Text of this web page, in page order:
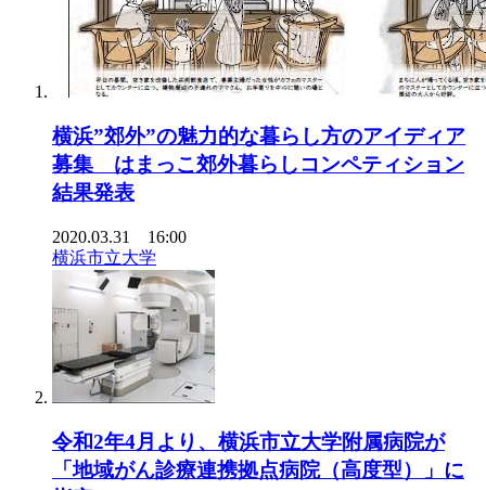
横浜”郊外”の魅力的な暮らし方のアイディア
募集 はまっこ郊外暮らしコンペティション
結果発表
2020.03.31 16:00
横浜市立大学
令和2年4月より、横浜市立大学附属病院が
「地域がん診療連携拠点病院（高度型）」に